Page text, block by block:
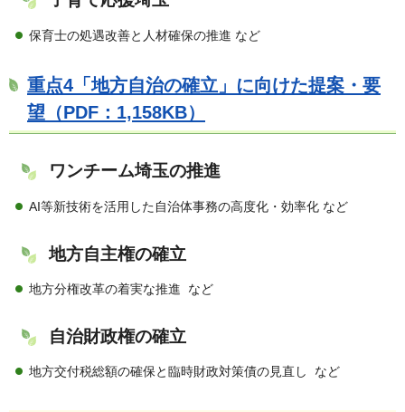
保育士の処遇改善と人材確保の推進 など
重点4「地方自治の確立」に向けた提案・要
望（PDF：1,158KB）
ワンチーム埼玉の推進
AI等新技術を活用した自治体事務の高度化・効率化 など
地方自主権の確立
地方分権改革の着実な推進 など
自治財政権の確立
地方交付税総額の確保と臨時財政対策債の見直し など